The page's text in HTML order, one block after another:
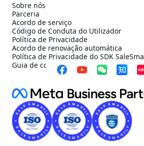
Sobre nós
Parceria
Acordo de serviço
Código de Conduta do Utilizador
Política de Privacidade
Acordo de renovação automática
Política de Privacidade do SDK
Guia de configuração de conformidade